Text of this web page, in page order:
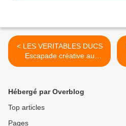
< LES VERITABLES DUCS
Escapade créative au
FESTIVAL JAZZ À
Hébergé par Overblog
Top articles
Pages